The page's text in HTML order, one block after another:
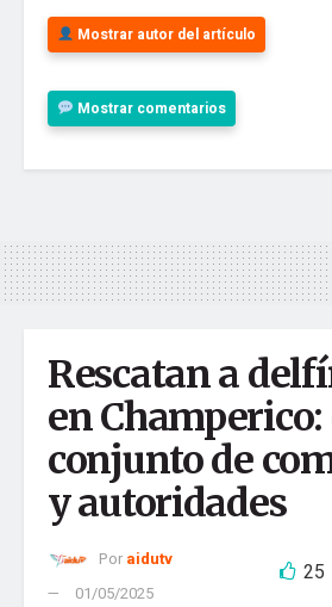
Mostrar autor del artículo
La fábrica de contenido más
Mostrar comentarios
Tu dirección de correo electrónico no
campos obligatorios están marcados
Rescatan a
en
conjunto de
y autoridades
Por aidutv
01/05/2025
25